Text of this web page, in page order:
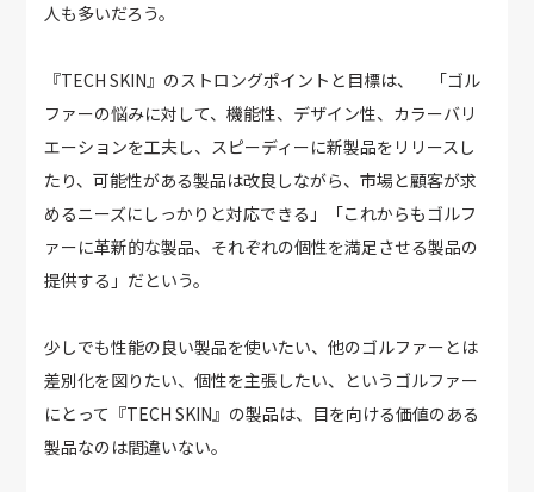
人も多いだろう。
『TECH SKIN』のストロングポイントと目標は、 「ゴル
ファーの悩みに対して、機能性、デザイン性、カラーバリ
エーションを工夫し、スピーディーに新製品をリリースし
たり、可能性がある製品は改良しながら、市場と顧客が求
めるニーズにしっかりと対応できる」「これからもゴルフ
ァーに革新的な製品、それぞれの個性を満足させる製品の
提供する」だという。
少しでも性能の良い製品を使いたい、他のゴルファーとは
差別化を図りたい、個性を主張したい、というゴルファー
にとって『TECH SKIN』の製品は、目を向ける価値のある
製品なのは間違いない。